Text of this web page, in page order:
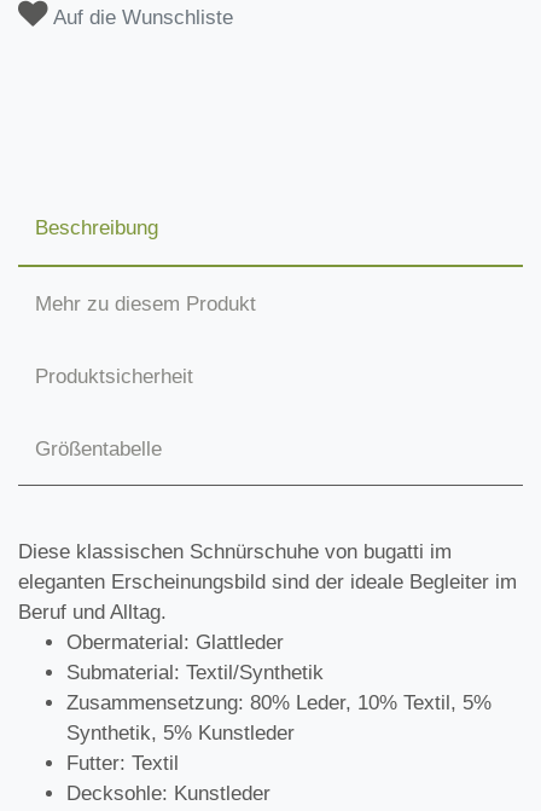
Auf die Wunschliste
Beschreibung
Mehr zu diesem Produkt
Produktsicherheit
Größentabelle
Diese klassischen Schnürschuhe von bugatti im
eleganten Erscheinungsbild sind der ideale Begleiter im
Beruf und Alltag.
Obermaterial: Glattleder
Submaterial: Textil/Synthetik
Zusammensetzung: 80% Leder, 10% Textil, 5%
Synthetik, 5% Kunstleder
Futter: Textil
Decksohle: Kunstleder